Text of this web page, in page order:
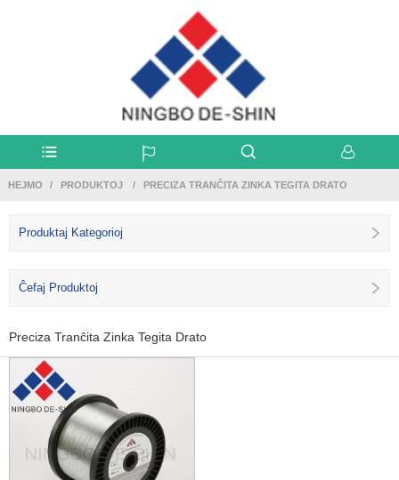
HEJMO PRODUKTOJ PRECIZA TRANĈITA ZINKA TEGITA DRATO
Produktaj Kategorioj
Ĉefaj Produktoj
Preciza Tranĉita Zinka Tegita Drato